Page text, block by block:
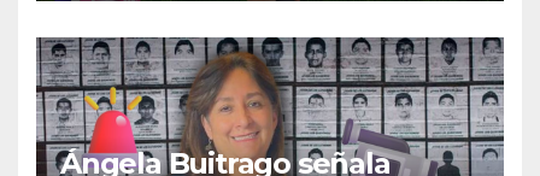
Ángela Buitrago señala